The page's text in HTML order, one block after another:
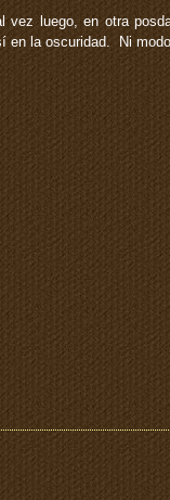
luego, en otra
en la oscuridad. Ni